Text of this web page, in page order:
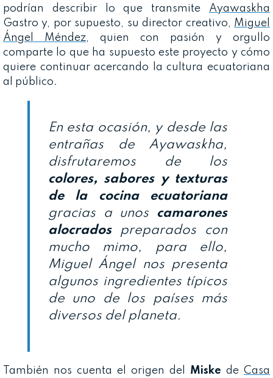
podrían describir lo que transmite Ayawaskha
Gastro y, por supuesto, su director creativo, Miguel
Ángel Méndez, quien con pasión y orgullo
comparte lo que ha supuesto este proyecto y cómo
quiere continuar acercando la cultura ecuatoriana
al público.
En esta ocasión, y desde las
entrañas de Ayawaskha,
disfrutaremos de los
colores, sabores y texturas
de la cocina ecuatoriana
gracias a unos camarones
alocradospreparados con
mucho mimo, para ello,
Miguel Ángel nos presenta
algunos ingredientes típicos
de uno de los países más
diversos del planeta.
También nos cuenta el origen del Miske de Casa